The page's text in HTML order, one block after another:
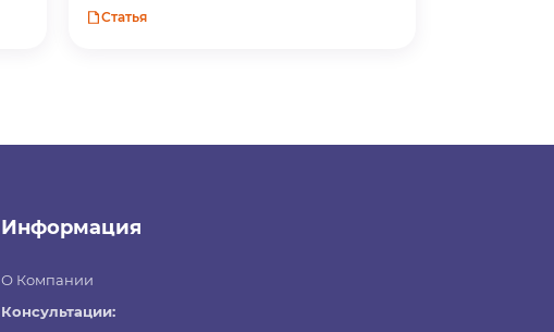
Статья
Информация
О Компании
Консультации: